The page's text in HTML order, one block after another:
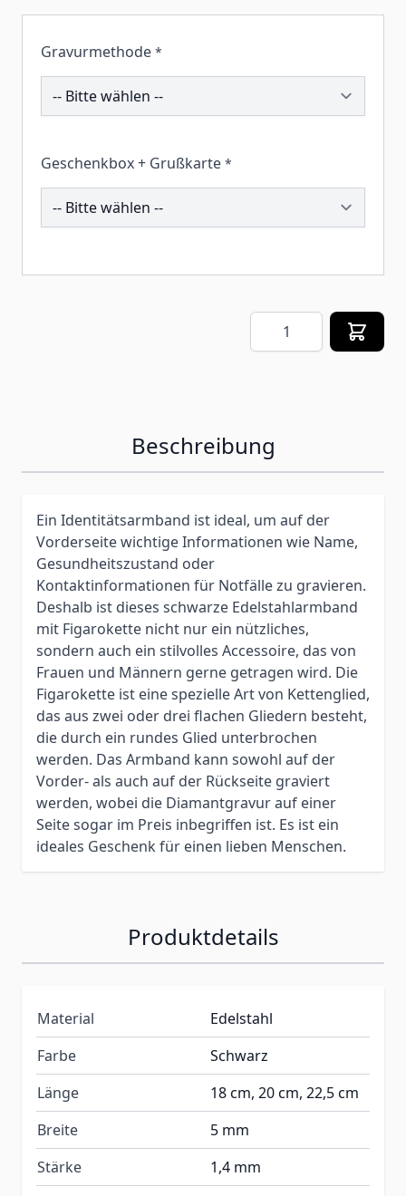
Gravurmethode *
203187
Geschenkbox + Grußkarte *
260194
Menge
Beschreibung
Ein Identitätsarmband ist ideal, um auf der
Vorderseite wichtige Informationen wie Name,
Gesundheitszustand oder
Kontaktinformationen für Notfälle zu gravieren.
Deshalb ist dieses schwarze Edelstahlarmband
mit Figarokette nicht nur ein nützliches,
sondern auch ein stilvolles Accessoire, das von
Frauen und Männern gerne getragen wird. Die
Figarokette ist eine spezielle Art von Kettenglied,
das aus zwei oder drei flachen Gliedern besteht,
die durch ein rundes Glied unterbrochen
werden. Das Armband kann sowohl auf der
Vorder- als auch auf der Rückseite graviert
werden, wobei die Diamantgravur auf einer
Seite sogar im Preis inbegriffen ist. Es ist ein
ideales Geschenk für einen lieben Menschen.
Produktdetails
Material
Edelstahl
Farbe
Schwarz
Länge
18 cm, 20 cm, 22,5 cm
Breite
5 mm
Stärke
1,4 mm